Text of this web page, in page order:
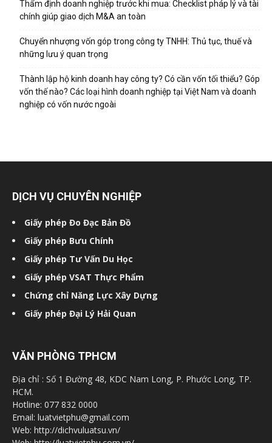
Thẩm định doanh nghiệp trước khi mua: Checklist pháp lý và tài
chính giúp giao dịch M&A an toàn
Chuyển nhượng vốn góp trong công ty TNHH: Thủ tục, thuế và
những lưu ý quan trọng
Thành lập hộ kinh doanh hay công ty? Có cần vốn tối thiểu? Góp
vốn thế nào? Các loại hình doanh nghiệp tại Việt Nam và doanh
nghiệp có vốn nước ngoài
DỊCH VỤ CHUYÊN NGHIỆP
Giấy phép Đo Đạc Bản Đồ
Giấy phép Bưu Chính
Giấy phép Tư Vấn Du Học
Giấy phép VSAT Thực Phẩm
Chứng chỉ Năng Lực Xây Dựng
Giấy phép Đại Lý Hải Quan
VĂN PHÒNG TPHCM
Địa chỉ : Số 1 Đường 48, KDC Nam Long, P. Phước Long, TP.
HCM.
Hotline: 077 832 0000
Email: luatvietphu@gmail.com
Web: http://dichvuluatsu.vn/